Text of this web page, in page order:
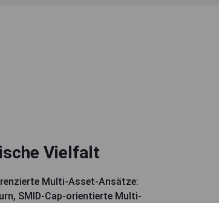
Vielfalt
Multi-Asset-Ansätze:
SMID-Cap-orientierte Multi-